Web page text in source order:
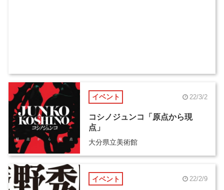
イベント 22/3/2
コシノジュンコ「原点から現
点」
大分県立美術館
イベント 22/2/9